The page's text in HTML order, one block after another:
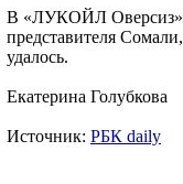
В «ЛУКОЙЛ Оверсиз»
представителя
удалось.
Екатерина Голубкова
Источник: РБК daily